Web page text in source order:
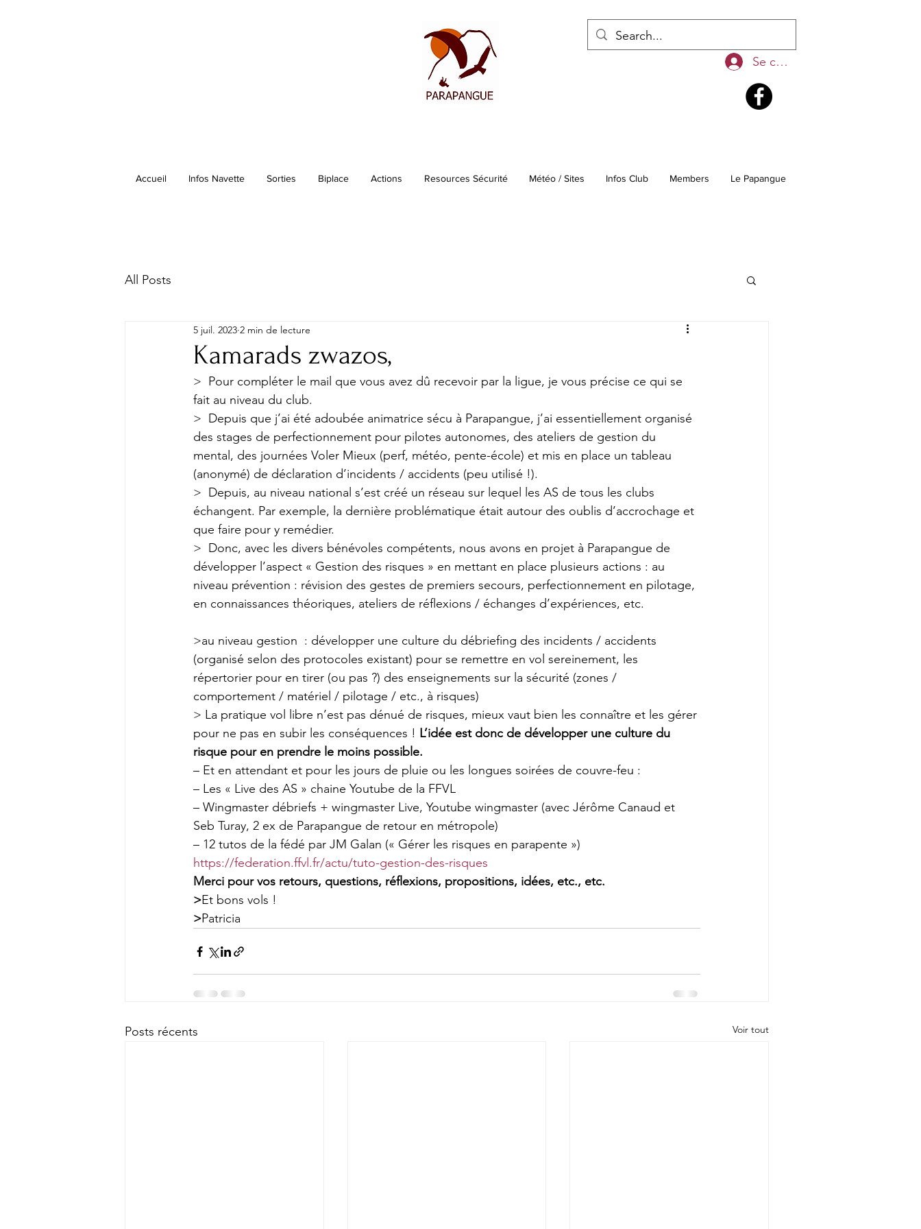
Se connecter
Accueil Infos Navette Sorties Biplace Actions Resources Sécurité Météo / Sites Infos Club Members Le Papangue
All Posts
Kamarads zwazos,
5 juil. 2023 2 min de lecture
>  Pour compléter le mail que vous avez dû recevoir par la ligue, je vous précise ce qui se
fait au niveau du club.
>  Depuis que j’ai été adoubée animatrice sécu à Parapangue, j’ai essentiellement organisé
des stages de perfectionnement pour pilotes autonomes, des ateliers de gestion du
mental, des journées Voler Mieux (perf, météo, pente-école) et mis en place un tableau
(anonymé) de déclaration d’incidents / accidents (peu utilisé !).
>  Depuis, au niveau national s’est créé un réseau sur lequel les AS de tous les clubs
échangent. Par exemple, la dernière problématique était autour des oublis d’accrochage et
que faire pour y remédier.
>  Donc, avec les divers bénévoles compétents, nous avons en projet à Parapangue de
développer l’aspect « Gestion des risques » en mettant en place plusieurs actions : au
niveau prévention : révision des gestes de premiers secours, perfectionnement en pilotage,
en connaissances théoriques, ateliers de réflexions / échanges d’expériences, etc.
>au niveau gestion  : développer une culture du débriefing des incidents / accidents
(organisé selon des protocoles existant) pour se remettre en vol sereinement, les
répertorier pour en tirer (ou pas ?) des enseignements sur la sécurité (zones /
comportement / matériel / pilotage / etc., à risques)
> La pratique vol libre n’est pas dénué de risques, mieux vaut bien les connaître et les gérer
pour ne pas en subir les conséquences ! L’idée est donc de développer une culture du
risque pour en prendre le moins possible.
– Et en attendant et pour les jours de pluie ou les longues soirées de couvre-feu :
– Les « Live des AS » chaine Youtube de la FFVL
– Wingmaster débriefs + wingmaster Live, Youtube wingmaster (avec Jérôme Canaud et
Seb Turay, 2 ex de Parapangue de retour en métropole)
– 12 tutos de la fédé par JM Galan (« Gérer les risques en parapente »)
https://federation.ffvl.fr/actu/tuto-gestion-des-risques
Merci pour vos retours, questions, réflexions, propositions, idées, etc., etc.
>Et bons vols !
>Patricia
Posts récents Voir tout